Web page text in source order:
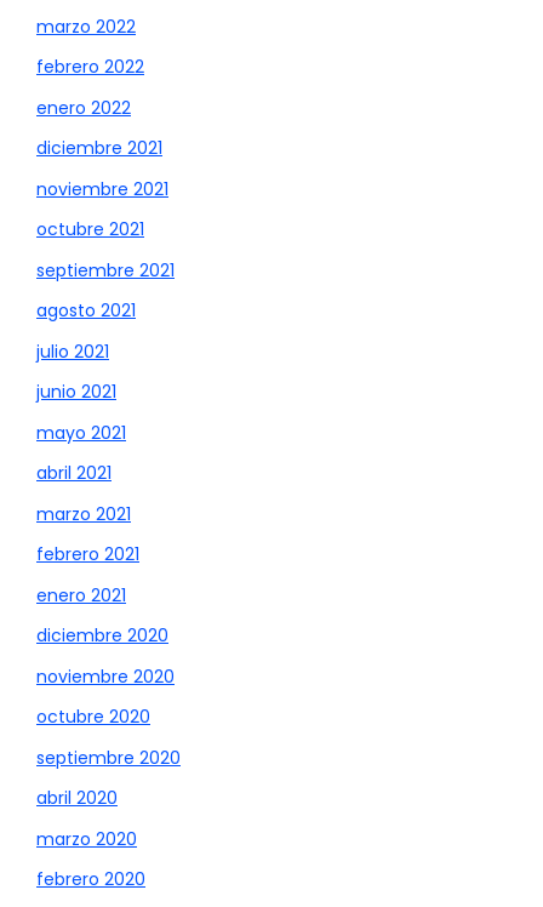
marzo 2022
febrero 2022
enero 2022
diciembre 2021
noviembre 2021
octubre 2021
septiembre 2021
agosto 2021
julio 2021
junio 2021
mayo 2021
abril 2021
marzo 2021
febrero 2021
enero 2021
diciembre 2020
noviembre 2020
octubre 2020
septiembre 2020
abril 2020
marzo 2020
febrero 2020